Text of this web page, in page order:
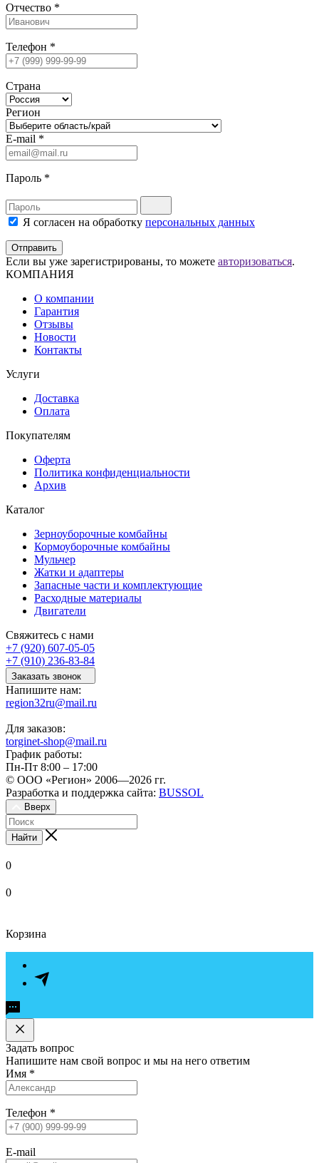
Отчество *
Телефон *
Страна
Регион
E-mail *
Пароль *
Я согласен на обработку персональных данных
Отправить
Если вы уже зарегистрированы, то можете авторизоваться.
КОМПАНИЯ
О компании
Гарантия
Отзывы
Новости
Контакты
Услуги
Доставка
Оплата
Покупателям
Оферта
Политика конфиденциальности
Архив
Каталог
Зерноуборочные комбайны
Кормоуборочные комбайны
Мульчер
Жатки и адаптеры
Запасные части и комплектующие
Расходные материалы
Двигатели
Свяжитесь с нами
+7 (920) 607-05-05
+7 (910) 236-83-84
Заказать звонок
Напишите нам:
region32ru@mail.ru
Для заказов:
torginet-shop@mail.ru
График работы:
Пн-Пт 8:00 – 17:00
© ООО «Регион» 2006—2026 гг.
Разработка и поддержка сайта: BUSSOL
Вверх
Найти
0
0
Корзина
Задать вопрос
Напишите нам свой вопрос и мы на него ответим
Имя *
Телефон *
E-mail